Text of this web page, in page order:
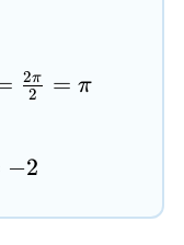
2
2π = π
−2